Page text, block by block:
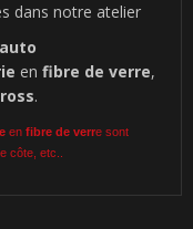
dans notre atelier
en fibre de verre,
.
en fibre de verre sont
côte, etc..